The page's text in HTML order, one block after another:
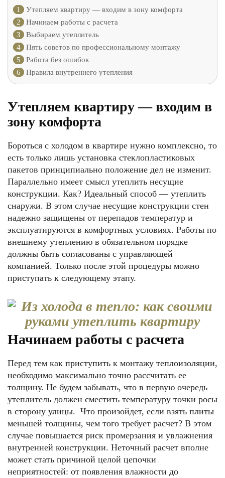
1
Утепляем квартиру — входим в зону комфорта
2
Начинаем работы с расчета
3
Выбираем утеплитель
4
Пять советов по профессиональному монтажу
5
Работа без ошибок
6
Правила внутреннего утепления
Утепляем квартиру — входим в
зону комфорта
Бороться с холодом в квартире нужно комплексно, то
есть только лишь установка стеклопластиковых
пакетов принципиально положение дел не изменит.
Параллельно имеет смысл утеплить несущие
конструкции. Как? Идеальный способ — утеплить
снаружи. В этом случае несущие конструкции стен
надежно защищены от перепадов температур и
эксплуатируются в комфортных условиях. Работы по
внешнему утеплению в обязательном порядке
должны быть согласованы с управляющей
компанией. Только после этой процедуры можно
приступать к следующему этапу.
Начинаем работы с расчета
Перед тем как приступить к монтажу теплоизоляции,
необходимо максимально точно рассчитать ее
толщину. Не будем забывать, что в первую очередь
утеплитель должен сместить температуру точки росы
в сторону улицы. Что произойдет, если взять плиты
меньшей толщины, чем того требует расчет? В этом
случае повышается риск промерзания и увлажнения
внутренней конструкции. Неточный расчет вполне
может стать причиной целой цепочки
неприятностей: от появления влажности до